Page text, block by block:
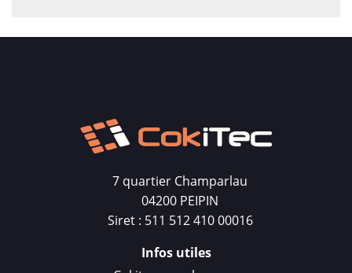
7 quartier Champarlau
04200 PEIPIN
Siret : 511 512 410 00016
Infos utiles